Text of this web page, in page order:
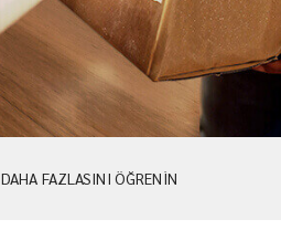
DAHA FAZLASINI ÖĞRENİN